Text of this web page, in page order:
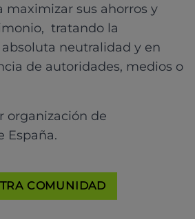
maximizar sus ahorros y
tratando la
neutralidad y en
de autoridades, medios o
organización de
España.
COMUNIDAD